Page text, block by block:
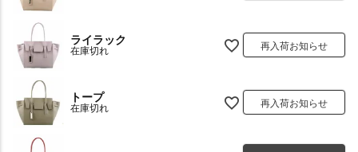
ライラック
在庫切れ 再入荷お知らせ
トープ
在庫切れ 再入荷お知らせ